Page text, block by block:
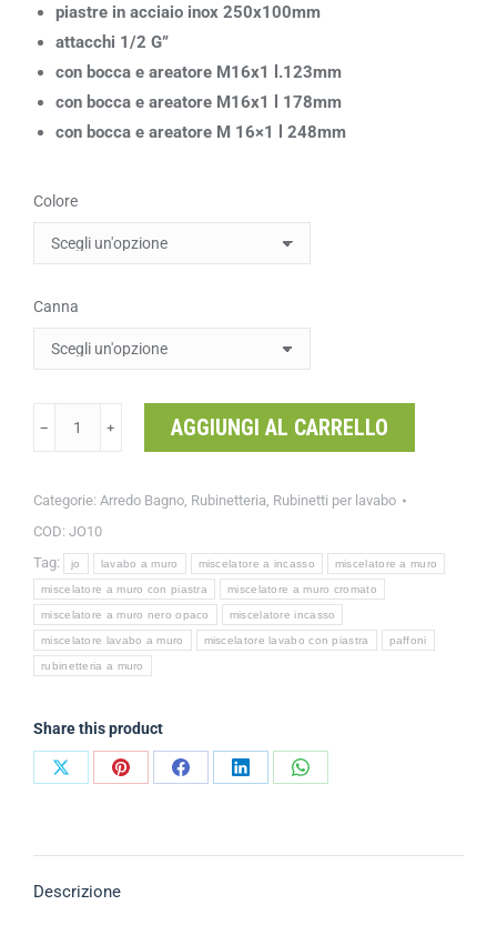
piastre in acciaio inox 250x100mm
attacchi 1/2 G”
con bocca e areatore M16x1 l.123mm
con bocca e areatore M16x1 l 178mm
con bocca e areatore M 16×1 l 248mm
Colore
Canna
﹣ ﹢ AGGIUNGI AL CARRELLO
Categorie: Arredo Bagno Rubinetteria Rubinetti per lavabo
COD: JO10
Tag:
jo lavabo a muro miscelatore a incasso miscelatore a muro
miscelatore a muro con piastra miscelatore a muro cromato
miscelatore a muro nero opaco miscelatore incasso
miscelatore lavabo a muro miscelatore lavabo con piastra paffoni
rubinetteria a muro
Share this product
Descrizione